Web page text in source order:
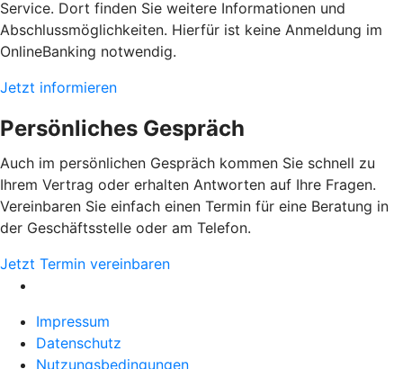
Service. Dort finden Sie weitere Informationen und
Abschlussmöglichkeiten. Hierfür ist keine Anmeldung im
OnlineBanking notwendig.
Jetzt informieren
Persönliches Gespräch
Auch im persönlichen Gespräch kommen Sie schnell zu
Ihrem Vertrag oder erhalten Antworten auf Ihre Fragen.
Vereinbaren Sie einfach einen Termin für eine Beratung in
der Geschäftsstelle oder am Telefon.
Jetzt Termin vereinbaren
Impressum
Datenschutz
Nutzungsbedingungen